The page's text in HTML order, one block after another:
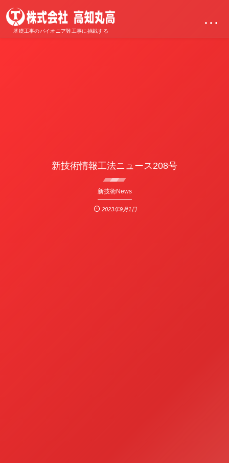
基礎工事のパイオニア難工事に挑戦する
…
新技術情報工法ニュース208号
新技術News
2023年9月1日